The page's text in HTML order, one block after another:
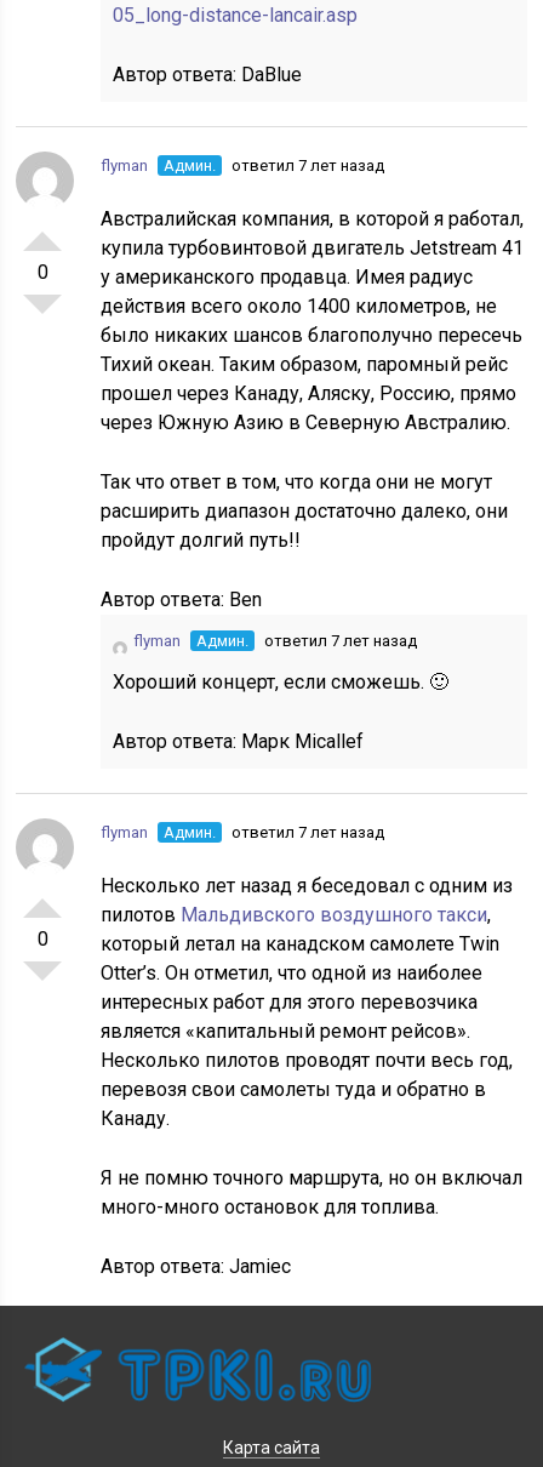
05_long-distance-lancair.asp
Автор ответа: DaBlue
0
flyman Админ. ответил 7 лет назад
Австралийская компания, в которой я работал,
купила турбовинтовой двигатель Jetstream 41
у американского продавца. Имея радиус
действия всего около 1400 километров, не
было никаких шансов благополучно пересечь
Тихий океан. Таким образом, паромный рейс
прошел через Канаду, Аляску, Россию, прямо
через Южную Азию в Северную Австралию.
Так что ответ в том, что когда они не могут
расширить диапазон достаточно далеко, они
пройдут долгий путь!!
Автор ответа: Ben
flyman Админ. ответил 7 лет назад
Хороший концерт, если сможешь. 🙂
Автор ответа: Марк Micallef
0
flyman Админ. ответил 7 лет назад
Несколько лет назад я беседовал с одним из
пилотов Мальдивского воздушного такси,
который летал на канадском самолете Twin
Otter’s. Он отметил, что одной из наиболее
интересных работ для этого перевозчика
является «капитальный ремонт рейсов».
Несколько пилотов проводят почти весь год,
перевозя свои самолеты туда и обратно в
Канаду.
Я не помню точного маршрута, но он включал
много-много остановок для топлива.
Автор ответа:Jamiec
Карта сайта